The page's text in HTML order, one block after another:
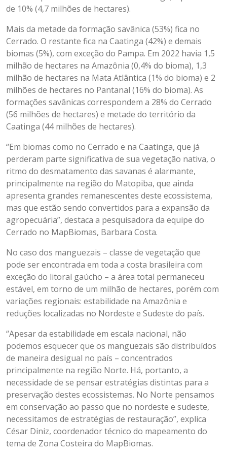
de 10% (4,7 milhões de hectares).
Mais da metade da formação savânica (53%) fica no
Cerrado. O restante fica na Caatinga (42%) e demais
biomas (5%), com exceção do Pampa. Em 2022 havia 1,5
milhão de hectares na Amazônia (0,4% do bioma), 1,3
milhão de hectares na Mata Atlântica (1% do bioma) e 2
milhões de hectares no Pantanal (16% do bioma). As
formações savânicas correspondem a 28% do Cerrado
(56 milhões de hectares) e metade do território da
Caatinga (44 milhões de hectares).
“Em biomas como no Cerrado e na Caatinga, que já
perderam parte significativa de sua vegetação nativa, o
ritmo do desmatamento das savanas é alarmante,
principalmente na região do Matopiba, que ainda
apresenta grandes remanescentes deste ecossistema,
mas que estão sendo convertidos para a expansão da
agropecuária”, destaca a pesquisadora da equipe do
Cerrado no MapBiomas, Barbara Costa.
No caso dos manguezais – classe de vegetação que
pode ser encontrada em toda a costa brasileira com
exceção do litoral gaúcho – a área total permaneceu
estável, em torno de um milhão de hectares, porém com
variações regionais: estabilidade na Amazônia e
reduções localizadas no Nordeste e Sudeste do país.
“Apesar da estabilidade em escala nacional, não
podemos esquecer que os manguezais são distribuídos
de maneira desigual no país – concentrados
principalmente na região Norte. Há, portanto, a
necessidade de se pensar estratégias distintas para a
preservação destes ecossistemas. No Norte pensamos
em conservação ao passo que no nordeste e sudeste,
necessitamos de estratégias de restauração”, explica
César Diniz, coordenador técnico do mapeamento do
tema de Zona Costeira do MapBiomas.